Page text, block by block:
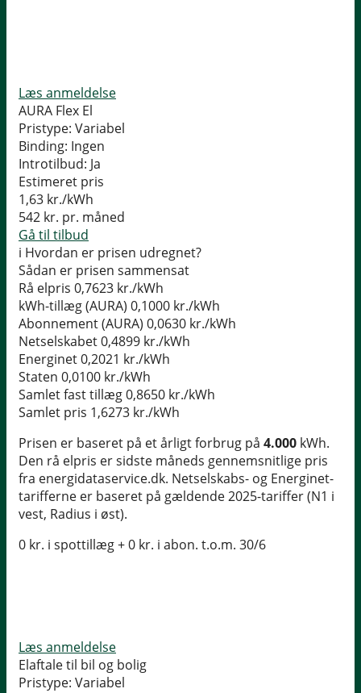
Læs anmeldelse
AURA Flex El
Pristype: Variabel
Binding: Ingen
Introtilbud: Ja
Estimeret pris
1,63 kr./kWh
542 kr. pr. måned
Gå til tilbud
i Hvordan er prisen udregnet?
Sådan er prisen sammensat
Rå elpris 0,7623 kr./kWh
kWh-tillæg (AURA) 0,1000 kr./kWh
Abonnement (AURA) 0,0630 kr./kWh
Netselskabet0,4899 kr./kWh
Energinet0,2021 kr./kWh
Staten 0,0100 kr./kWh
Samlet fast tillæg0,8650 kr./kWh
Samlet pris 1,6273 kr./kWh
Prisen er baseret på et årligt forbrug på 4.000 kWh.
Den rå elpris er sidste måneds gennemsnitlige pris
fra energidataservice.dk. Netselskabs- og Energinet-
tarifferne er baseret på gældende 2025-tariffer (N1 i
vest, Radius i øst).
0 kr. i spottillæg + 0 kr. i abon. t.o.m. 30/6
Læs anmeldelse
Elaftale til bil og bolig
Pristype: Variabel